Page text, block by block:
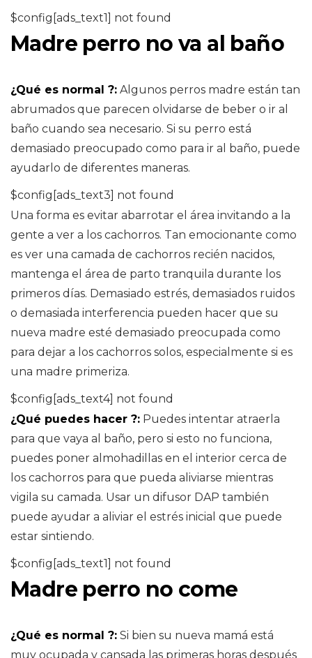
$config[ads_text1] not found
Madre perro no va al baño
¿Qué es normal ?: Algunos perros madre están tan
abrumados que parecen olvidarse de beber o ir al
baño cuando sea necesario. Si su perro está
demasiado preocupado como para ir al baño, puede
ayudarlo de diferentes maneras.
$config[ads_text3] not found
Una forma es evitar abarrotar el área invitando a la
gente a ver a los cachorros. Tan emocionante como
es ver una camada de cachorros recién nacidos,
mantenga el área de parto tranquila durante los
primeros días. Demasiado estrés, demasiados ruidos
o demasiada interferencia pueden hacer que su
nueva madre esté demasiado preocupada como
para dejar a los cachorros solos, especialmente si es
una madre primeriza.
$config[ads_text4] not found
¿Qué puedes hacer ?: Puedes intentar atraerla
para que vaya al baño, pero si esto no funciona,
puedes poner almohadillas en el interior cerca de
los cachorros para que pueda aliviarse mientras
vigila su camada. Usar un difusor DAP también
puede ayudar a aliviar el estrés inicial que puede
estar sintiendo.
$config[ads_text1] not found
Madre perro no come
¿Qué es normal ?: Si bien su nueva mamá está
muy ocupada y cansada las primeras horas después